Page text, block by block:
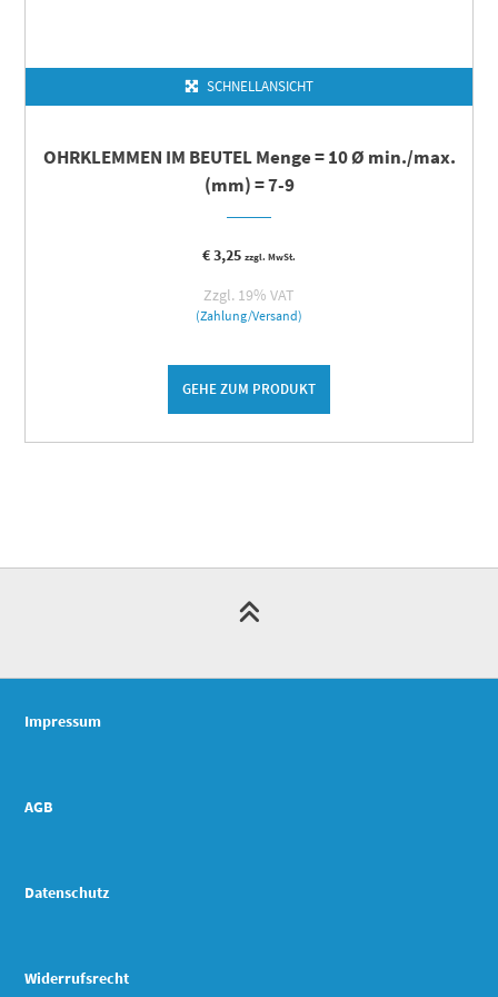
SCHNELLANSICHT
OHRKLEMMEN IM BEUTEL Menge = 10 Ø min./max.
(mm) = 7-9
€3,25 zzgl. MwSt.
Zzgl. 19% VAT
(Zahlung/Versand)
GEHE ZUM PRODUKT
Impressum
AGB
Datenschutz
Widerrufsrecht